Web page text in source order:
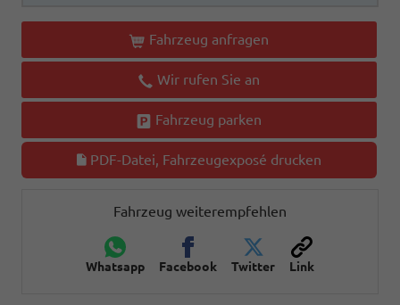
Fahrzeug anfragen
Wir rufen Sie an
Fahrzeug parken
PDF-Datei, Fahrzeugexposé drucken
Fahrzeug weiterempfehlen
Whatsapp Facebook Twitter Link